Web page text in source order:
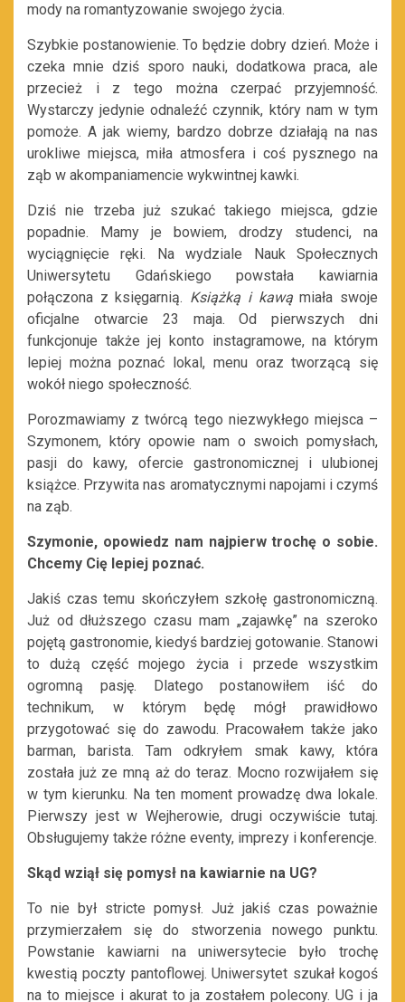
mody na romantyzowanie swojego życia.
Szybkie postanowienie. To będzie dobry dzień. Może i
czeka mnie dziś sporo nauki, dodatkowa praca, ale
przecież i z tego można czerpać przyjemność.
Wystarczy jedynie odnaleźć czynnik, który nam w tym
pomoże. A jak wiemy, bardzo dobrze działają na nas
urokliwe miejsca, miła atmosfera i coś pysznego na
ząb w akompaniamencie wykwintnej kawki.
Dziś nie trzeba już szukać takiego miejsca, gdzie
popadnie. Mamy je bowiem, drodzy studenci, na
wyciągnięcie ręki. Na wydziale Nauk Społecznych
Uniwersytetu Gdańskiego powstała kawiarnia
połączona z księgarnią. Książką i kawąmiała swoje
oficjalne otwarcie 23 maja. Od pierwszych dni
funkcjonuje także jej konto instagramowe, na którym
lepiej można poznać lokal, menu oraz tworzącą się
wokół niego społeczność.
Porozmawiamy z twórcą tego niezwykłego miejsca –
Szymonem, który opowie nam o swoich pomysłach,
pasji do kawy, ofercie gastronomicznej i ulubionej
książce. Przywita nas aromatycznymi napojami i czymś
na ząb.
Szymonie, opowiedz nam najpierw trochę o sobie.
Chcemy Cię lepiej poznać.
Jakiś czas temu skończyłem szkołę gastronomiczną.
Już od dłuższego czasu mam „zajawkę” na szeroko
pojętą gastronomie, kiedyś bardziej gotowanie. Stanowi
to dużą część mojego życia i przede wszystkim
ogromną pasję. Dlatego postanowiłem iść do
technikum, w którym będę mógł prawidłowo
przygotować się do zawodu. Pracowałem także jako
barman, barista. Tam odkryłem smak kawy, która
została już ze mną aż do teraz. Mocno rozwijałem się
w tym kierunku. Na ten moment prowadzę dwa lokale.
Pierwszy jest w Wejherowie, drugi oczywiście tutaj.
Obsługujemy także różne eventy, imprezy i konferencje.
Skąd wziął się pomysł na kawiarnie na UG?
To nie był stricte pomysł. Już jakiś czas poważnie
przymierzałem się do stworzenia nowego punktu.
Powstanie kawiarni na uniwersytecie było trochę
kwestią poczty pantoflowej. Uniwersytet szukał kogoś
na to miejsce i akurat to ja zostałem polecony. UG i ja